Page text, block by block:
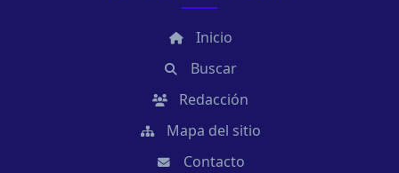
Inicio
Buscar
Redacción
Mapa del sitio
Contacto